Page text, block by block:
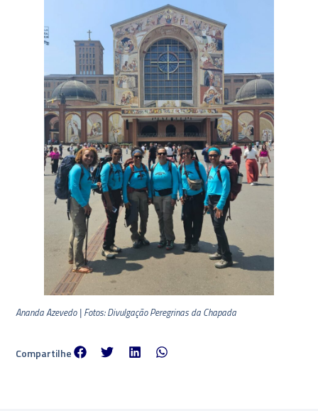
Ananda Azevedo | Fotos: Divulgação Peregrinas da Chapada
Compartilhe